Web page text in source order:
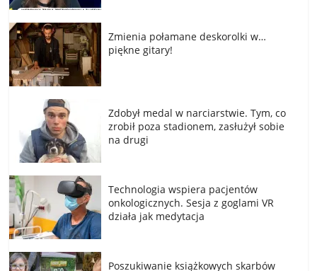
Zmienia połamane deskorolki w…
piękne gitary!
Zdobył medal w narciarstwie. Tym, co
zrobił poza stadionem, zasłużył sobie
na drugi
Technologia wspiera pacjentów
onkologicznych. Sesja z goglami VR
działa jak medytacja
Poszukiwanie książkowych skarbów